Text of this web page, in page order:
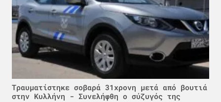
Τραυματίστηκε σοβαρά 31χρονη μετά από βουτιά
στην Κυλλήνη - Συνελήφθη ο σύζυγός της